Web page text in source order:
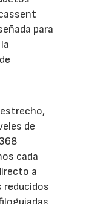
para
de
cada
a
reducidos